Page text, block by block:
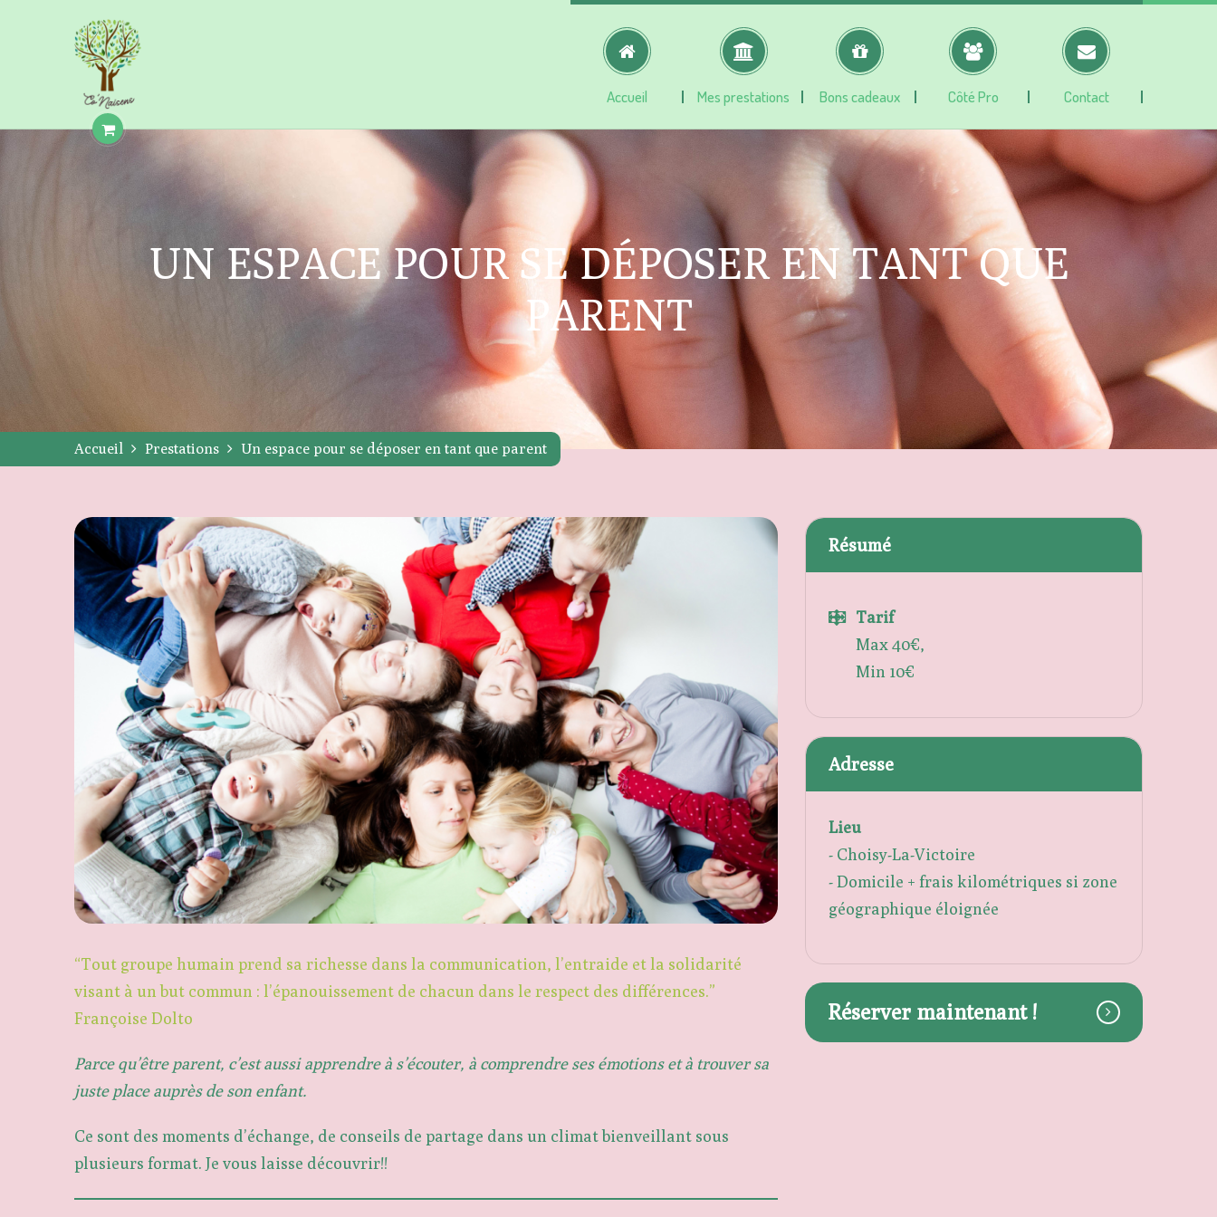
Accueil Mes prestations Bons cadeaux Côté Pro Contact
UN ESPACE POUR SE DÉPOSER EN TANT QUE
PARENT
Accueil Prestations Un espace pour se déposer en tant que parent
“Tout groupe humain prend sa richesse dans la communication, l’entraide et la solidarité
visant à un but commun : l’épanouissement de chacun dans le respect des différences.”
Françoise Dolto
Parce qu’être parent, c’est aussi apprendre à s’écouter, à comprendre ses émotions et à trouver sa
juste place auprès de son enfant.
Ce sont des moments d’échange, de conseils de partage dans un climat bienveillant sous
plusieurs format. Je vous laisse découvrir!!
Résumé
Tarif
Max 40€,
Min 10€
Adresse
Lieu
- Choisy-La-Victoire
- Domicile + frais kilométriques si zone
géographique éloignée
Réserver maintenant !